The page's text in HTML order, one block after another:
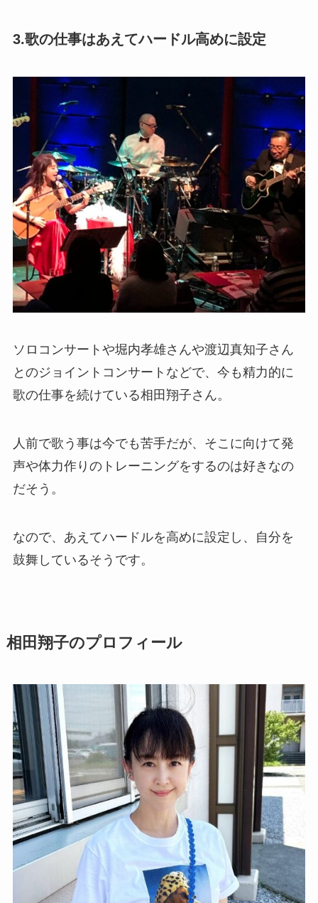
3.歌の仕事はあえてハードル高めに設定
ソロコンサートや堀内孝雄さんや渡辺真知子さん
とのジョイントコンサートなどで、今も精力的に
歌の仕事を続けている相田翔子さん。
人前で歌う事は今でも苦手だが、そこに向けて発
声や体力作りのトレーニングをするのは好きなの
だそう。
なので、あえてハードルを高めに設定し、自分を
鼓舞しているそうです。
相田翔子のプロフィール